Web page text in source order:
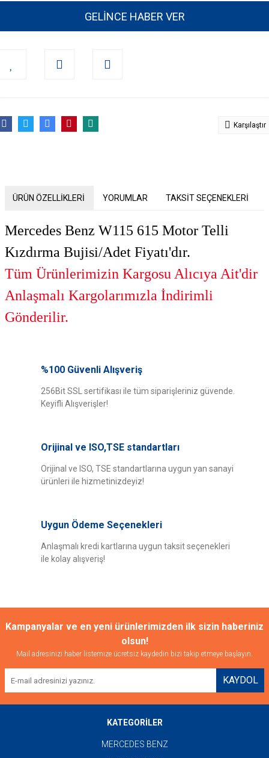
GELİNCE HABER VER
Karşılaştır
ÜRÜN ÖZELLİKLERİ YORUMLAR TAKSİT SEÇENEKLERİ
Mercedes Benz W115 615 Motor Telli
Kızdırma Bujisi/Adet Fiyatı'dır.
Tüm Ürünlerimizin Kargosu Alıcıya Ait'dir
Anlaşmalı Kargolarımızla İndirimli
Gönderilir.
Bu ürüne ilk yorumu siz yapın!
yetersiz gördüğünüz noktaları öneri formunu kullanarak tarafımıza
iletebilirsiniz.
Görüş ve önerileriniz için teşekkür ederiz.
Ürün bilgilerinde hatalar bulunuyor.
Ürün fiyatı diğer sitelerden daha pahalı.
Bu ürüne benzer farklı alternatifler olmalı.
%100 Güvenli Alışveriş
256Bit SSL sertifikası ile tüm siparişleriniz güvende.
Keyifli Alışverişler!
Orijinal ve ISO,TSE standartları
Orijinal ve ISO, TSE standartlarına uygun yan sanayi
ürünleri ile hizmetinizdeyiz!
Uygun Ödeme Seçenekleri
Anlaşmalı kredi kartlarına uygun taksit seçenekleri
ile kolay alışveriş!
Kampanyalar ve en yeni ürünlerimizden ilk sizin haberiniz
olsun!
Mail adresinizi haber listemize ücretsiz kaydedin bizi takip etmeye başlayın.
KAYDOL
KATEGORİLER
MERCEDES BENZ